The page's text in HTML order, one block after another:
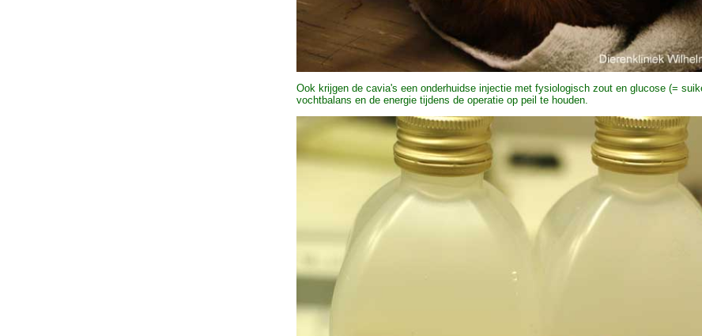
Ook krijgen de cavia's een onderhuidse injectie met fysiologisch zout en glucose (=
vochtbalans en de energie tijdens de operatie op peil te houden.